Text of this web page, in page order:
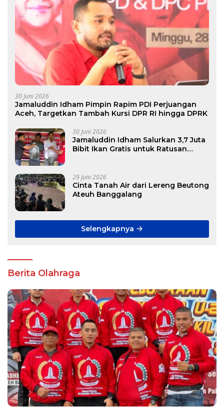
30 Juni 2026
Jamaluddin Idham Pimpin Rapim PDI Perjuangan
Aceh, Targetkan Tambah Kursi DPR RI hingga DPRK
30 Juni 2026
Jamaluddin Idham Salurkan 3,7 Juta
Bibit Ikan Gratis untuk Ratusan
29 Juni 2026
Cinta Tanah Air dari Lereng Beutong
Ateuh Banggalang
Selengkapnya
Berita Olahraga